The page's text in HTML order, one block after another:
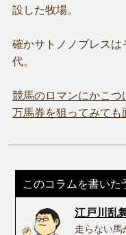
設した牧場。
確かサトノノブレス
代。
競馬のロマンにかこつ
万馬券を狙ってみても
このコラムを書いた
江戸川乱
走らない馬